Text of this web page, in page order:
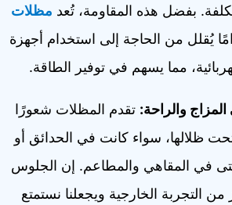
بفضل هذه المقاومة، تُعد مظلات
يُقلل من الحاجة إلى استخدام أجهزة
مما يسهم في توفير الطاقة.
المزاج والراحة: تقدم المظلات شعورًا
تحت ظلالها، سواء كانت في الحدائق أو
في المقاهي والمطاعم. إن الجلوس
التجربة الخارجية ويجعلنا نستمتع